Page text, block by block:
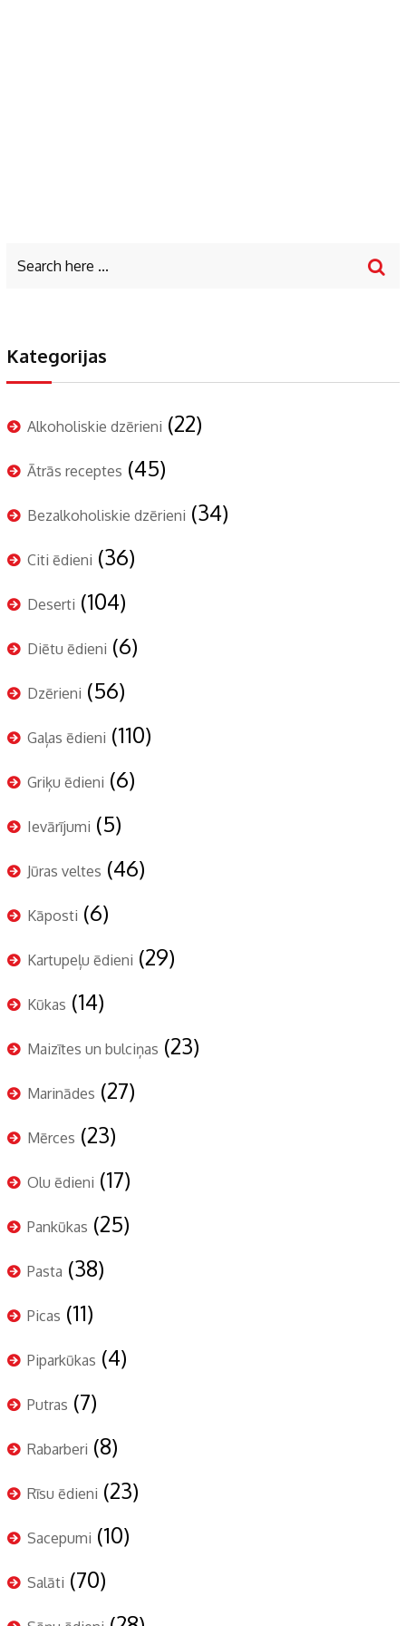
Kategorijas
Alkoholiskie dzērieni (22)
Ātrās receptes (45)
Bezalkoholiskie dzērieni (34)
Citi ēdieni (36)
Deserti (104)
Diētu ēdieni (6)
Dzērieni (56)
Gaļas ēdieni (110)
Griķu ēdieni (6)
Ievārījumi (5)
Jūras veltes (46)
Kāposti (6)
Kartupeļu ēdieni (29)
Kūkas (14)
Maizītes un bulciņas (23)
Marinādes (27)
Mērces (23)
Olu ēdieni (17)
Pankūkas (25)
Pasta (38)
Picas (11)
Piparkūkas (4)
Putras (7)
Rabarberi (8)
Rīsu ēdieni (23)
Sacepumi (10)
Salāti (70)